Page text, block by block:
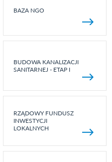
BAZA NGO
BUDOWA KANALIZACJI
SANITARNEJ - ETAP I
RZĄDOWY FUNDUSZ
INWESTYCJI
LOKALNYCH